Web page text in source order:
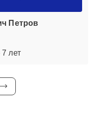
Петров
лет